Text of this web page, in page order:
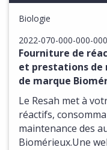
Biologie
2022-070-000-000-
Fourniture de
et prestations de
de marque
Le Resah met à
réactifs,
maintenance des
Biomérieux.Une